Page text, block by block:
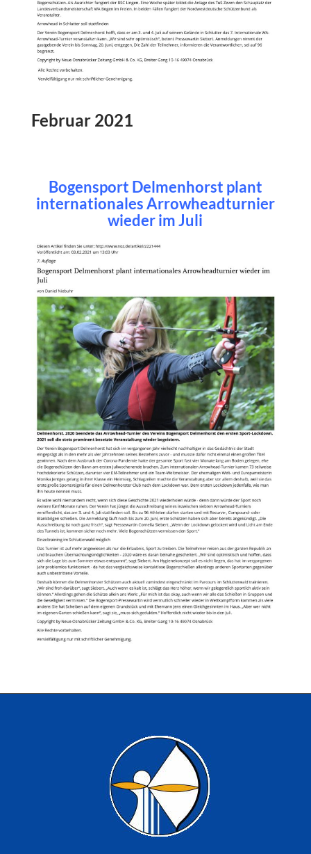
Februar 2021
Bogensport Delmenhorst plant
internationales Arrowheadturnier
wieder im Juli